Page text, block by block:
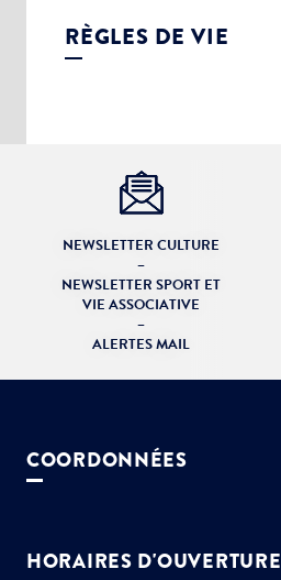
RÈGLES DE VIE
NEWSLETTER CULTURE
–
NEWSLETTER SPORT ET
VIE ASSOCIATIVE
–
ALERTES MAIL
COORDONNÉES
01 64 13 55 55
HORAIRES D'OUVERTURE